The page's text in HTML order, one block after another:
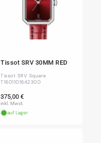
Tissot SRV 30MM RED
Tissot SRV Square
T1601101642300
Normaler
Preis
375,00 €
inkl. Mwst.
auf Lager